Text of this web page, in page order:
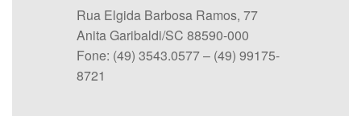
Rua Elgida Barbosa Ramos, 77
Anita Garibaldi/SC 88590-000
Fone: (49) 3543.0577 – (49) 99175-
8721